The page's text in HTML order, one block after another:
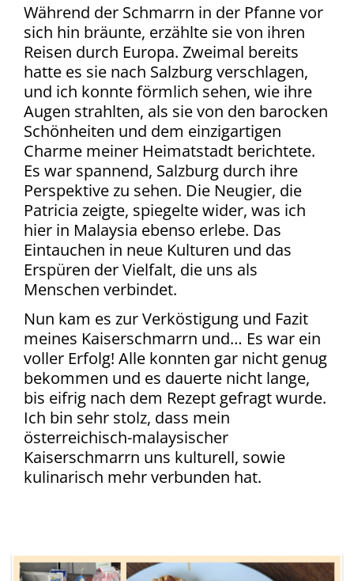
Während der Schmarrn in der Pfanne vor
sich hin bräunte, erzählte sie von ihren
Reisen durch Europa. Zweimal bereits
hatte es sie nach Salzburg verschlagen,
und ich konnte förmlich sehen, wie ihre
Augen strahlten, als sie von den barocken
Schönheiten und dem einzigartigen
Charme meiner Heimatstadt berichtete.
Es war spannend, Salzburg durch ihre
Perspektive zu sehen. Die Neugier, die
Patricia zeigte, spiegelte wider, was ich
hier in Malaysia ebenso erlebe. Das
Eintauchen in neue Kulturen und das
Erspüren der Vielfalt, die uns als
Menschen verbindet.
Nun kam es zur Verköstigung und Fazit
meines Kaiserschmarrn und… Es war ein
voller Erfolg! Alle konnten gar nicht genug
bekommen und es dauerte nicht lange,
bis eifrig nach dem Rezept gefragt wurde.
Ich bin sehr stolz, dass mein
österreichisch-malaysischer
Kaiserschmarrn uns kulturell, sowie
kulinarisch mehr verbunden hat.